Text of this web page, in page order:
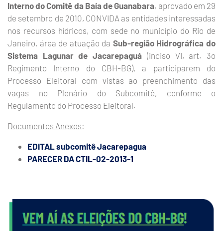
Interno do Comitê da Baía de Guanabara, aprovado em 29
de setembro de 2010, CONVIDA as entidades interessadas
nos recursos hídricos, com sede no município do Rio de
Janeiro, área de atuação da Sub-região Hidrográfica do
Sistema Lagunar de Jacarepaguá (inciso VI, art. 3o
Regimento Interno do CBH-BG), a participarem do
Processo Eleitoral com vistas ao preenchimento das
vagas no Plenário do Subcomitê, conforme o
Regulamento do Processo Eleitoral.
Documentos Anexos:
EDITAL subcomitê Jacarepagua
PARECER DA CTIL-02-2013-1